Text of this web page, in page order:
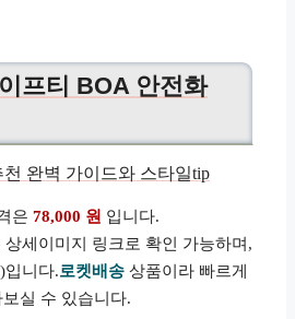
프티 BOA 안전화
은 78,000 원 입니다.
세이미지 링크로 확인 가능하며,
로켓배송 상품이라 빠르게
보실 수 있습니다.